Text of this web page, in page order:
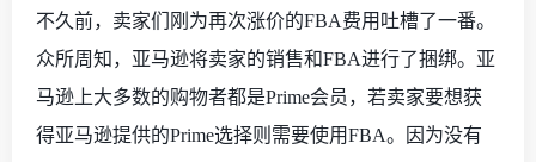
不久前，卖家们刚为再次涨价的FBA费用吐槽了一番。
众所周知，亚马逊将卖家的销售和FBA进行了捆绑。亚
马逊上大多数的购物者都是Prime会员，若卖家要想获
得亚马逊提供的Prime选择则需要使用FBA。因为没有